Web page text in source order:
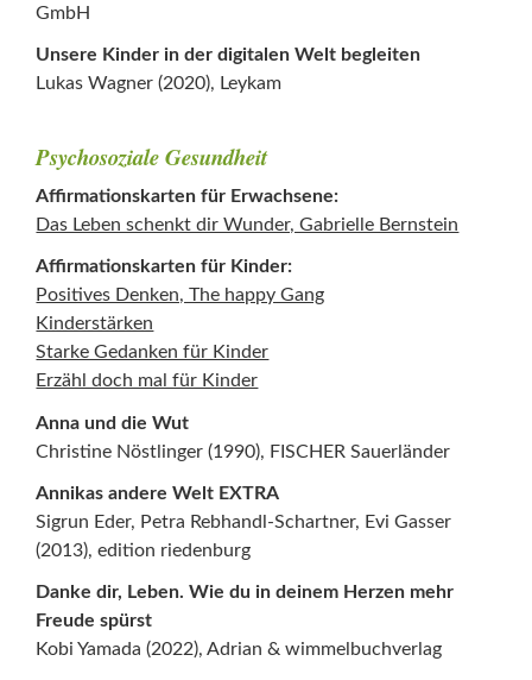
GmbH
Unsere Kinder in der digitalen Welt begleiten
Lukas Wagner (2020), Leykam
Psychosoziale Gesundheit
Affirmationskarten für Erwachsene:
Das Leben schenkt dir Wunder, Gabrielle Bernstein
Affirmationskarten für Kinder:
Positives Denken, The happy Gang
Kinderstärken
Starke Gedanken für Kinder
Erzähl doch mal für Kinder
Anna und die Wut
Christine Nöstlinger (1990), FISCHER Sauerländer
Annikas andere Welt EXTRA
Sigrun Eder, Petra Rebhandl-Schartner, Evi Gasser
(2013), edition riedenburg
Danke dir, Leben. Wie du in deinem Herzen mehr
Freude spürst
Kobi Yamada (2022), Adrian & wimmelbuchverlag